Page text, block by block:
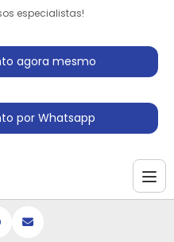
especialistas!
agora mesmo
por Whatsapp